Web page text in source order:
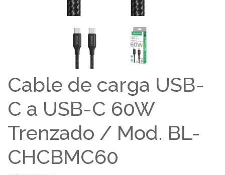
Cable de carga USB-
C a USB-C 60W
Trenzado / Mod. BL-
CHCBMC60